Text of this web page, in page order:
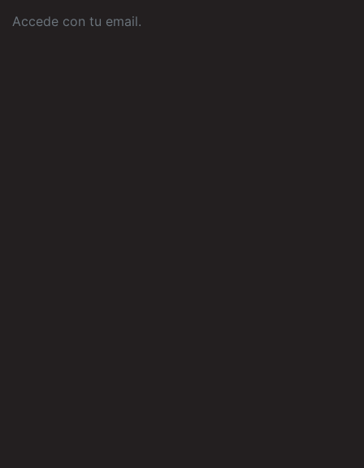
Accede con tu email.